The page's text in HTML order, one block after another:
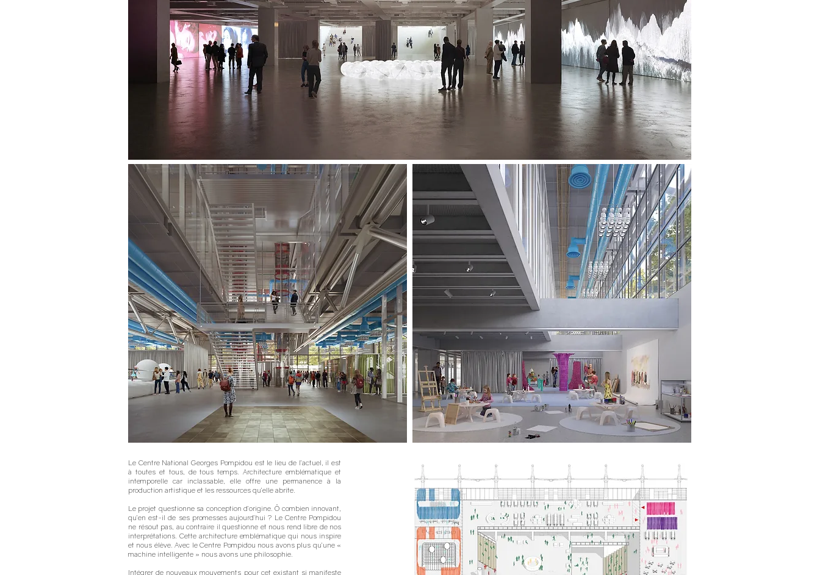
Le Centre National Georges Pompidou est le lieu de l’actuel, il est
à toutes et tous, de tous temps. Architecture emblématique et
intemporelle car inclassable, elle offre une permanence à la
production artistique et les ressources qu’elle abrite.
Le projet questionne sa conception d’origine. Ô combien innovant,
qu’en est-il de ses promesses aujourd’hui ? Le Centre Pompidou
ne résout pas, au contraire il questionne et nous rend libre de nos
interprétations. Cette architecture emblématique qui nous inspire
et nous élève. Avec le Centre Pompidou nous avons plus qu’une «
machine intelligente » nous avons une philosophie.
Intégrer de nouveaux mouvements pour cet existant si manifeste